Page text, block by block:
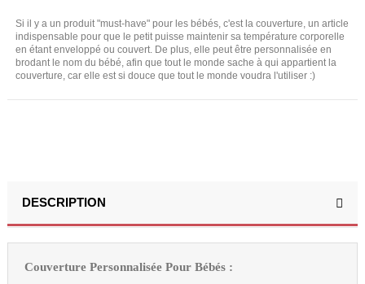
Si il y a un produit "must-have" pour les bébés, c'est la couverture, un article
indispensable pour que le petit puisse maintenir sa température corporelle
en étant enveloppé ou couvert. De plus, elle peut être personnalisée en
brodant le nom du bébé, afin que tout le monde sache à qui appartient la
couverture, car elle est si douce que tout le monde voudra l'utiliser :)
DESCRIPTION
Couverture Personnalisée Pour Bébés :